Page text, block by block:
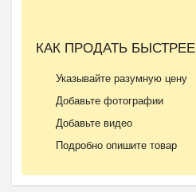
КАК ПРОДАТЬ БЫСТРЕЕ
Указывайте разумную цену
Добавьте фотографии
Добавьте видео
Подробно опишите товар